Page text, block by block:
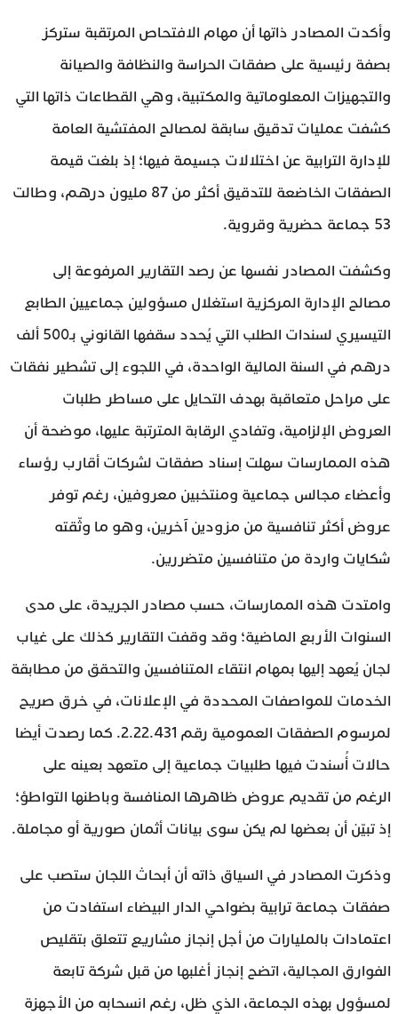
وأكدت المصادر ذاتها أن مهام الافتحاص المرتقبة ستركز
بصفة رئيسية على صفقات الحراسة والنظافة والصيانة
والتجهيزات المعلوماتية والمكتبية، وهي القطاعات ذاتها التي
كشفت عمليات تدقيق سابقة لمصالح المفتشية العامة
للإدارة الترابية عن اختلالات جسيمة فيها؛ إذ بلغت قيمة
الصفقات الخاضعة للتدقيق أكثر من 87 مليون درهم، وطالت
53 جماعة حضرية وقروية.
وكشفت المصادر نفسها عن رصد التقارير المرفوعة إلى
مصالح الإدارة المركزية استغلال مسؤولين جماعيين الطابع
التيسيري لسندات الطلب التي يُحدد سقفها القانوني بـ500 ألف
درهم في السنة المالية الواحدة، في اللجوء إلى تشطير نفقات
على مراحل متعاقبة بهدف التحايل على مساطر طلبات
العروض الإلزامية، وتفادي الرقابة المترتبة عليها، موضحة أن
هذه الممارسات سهلت إسناد صفقات لشركات أقارب رؤساء
وأعضاء مجالس جماعية ومنتخبين معروفين، رغم توفر
عروض أكثر تنافسية من مزودين آخرين، وهو ما وثّقته
شكايات واردة من متنافسين متضررين.
وامتدت هذه الممارسات، حسب مصادر الجريدة، على مدى
السنوات الأربع الماضية؛ وقد وقفت التقارير كذلك على غياب
لجان يُعهد إليها بمهام انتقاء المتنافسين والتحقق من مطابقة
الخدمات للمواصفات المحددة في الإعلانات، في خرق صريح
لمرسوم الصفقات العمومية رقم 2.22.431. كما رصدت أيضا
حالات أُسندت فيها طلبيات جماعية إلى متعهد بعينه على
الرغم من تقديم عروض ظاهرها المنافسة وباطنها التواطؤ؛
إذ تبيّن أن بعضها لم يكن سوى بيانات أثمان صورية أو مجاملة.
وذكرت المصادر في السياق ذاته أن أبحاث اللجان ستصب على
صفقات جماعة ترابية بضواحي الدار البيضاء استفادت من
اعتمادات بالمليارات من أجل إنجاز مشاريع تتعلق بتقليص
الفوارق المجالية، اتضح إنجاز أغلبها من قبل شركة تابعة
لمسؤول بهذه الجماعة، الذي ظل، رغم انسحابه من الأجهزة